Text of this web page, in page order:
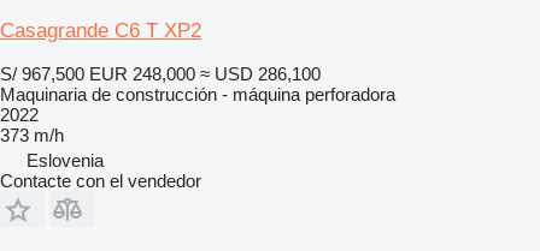
Casagrande C6 T XP2
S/ 967,500 EUR 248,000 ≈ USD 286,100
Maquinaria de construcción - máquina perforadora
2022
373 m/h
Eslovenia
Contacte con el vendedor